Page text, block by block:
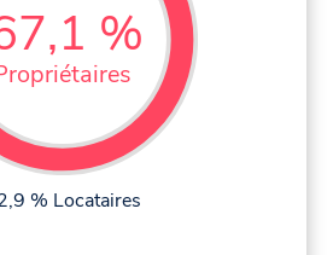
%
% Locataires